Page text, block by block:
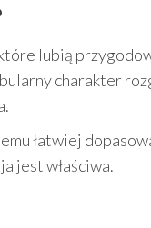
lubią
charakter
łatwiej
jest właściwa.